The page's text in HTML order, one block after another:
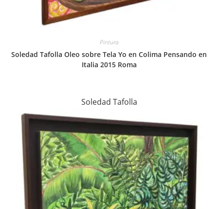
Pintura
Soledad Tafolla Oleo sobre Tela Yo en Colima Pensando en
Italia 2015 Roma
Soledad Tafolla